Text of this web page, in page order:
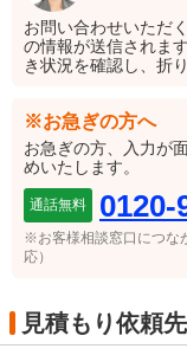
お問い合わせいただ
の情報が送信されま
き状況を確認し、折
※お急ぎの方へ
お急ぎの方、入力が
めいたします。
通話無料 0120-
※お客様相談窓口につな
応）
見積もり依頼先